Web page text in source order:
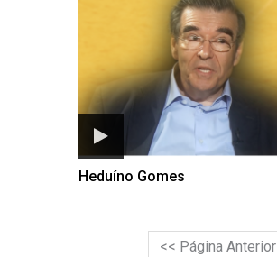
Heduíno Gomes
<< Página Anterior